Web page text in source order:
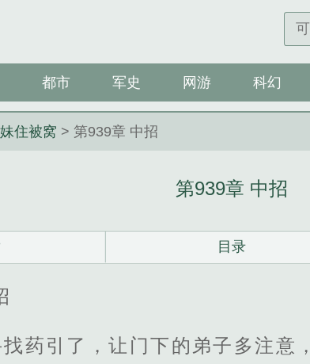
都市 军史 网游 科幻
住被窝 > 第939章 中招
第939章 中招
目录
找药引了，让门下的弟子多注意